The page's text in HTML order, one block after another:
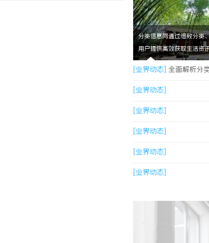
分类信息网通过细致分类
用户提供高效获取生活资
[业界动态] 全面解析分
您高效获取生活资讯
[业界动态]
[业界动态]
[业界动态]
[业界动态]
[业界动态]